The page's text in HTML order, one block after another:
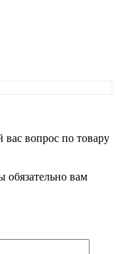
вопрос по товару
вам